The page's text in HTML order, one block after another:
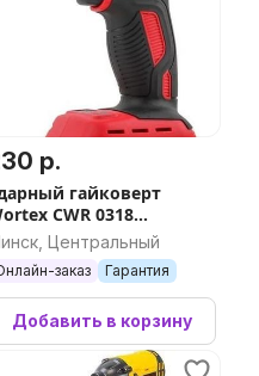
р.
гайковерт
CWR 0318
(без АКБ)
Центральный
заказ Гарантия
Добавить в корзину